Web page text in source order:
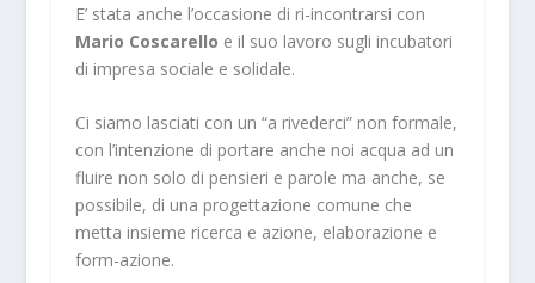
E’ stata anche l’occasione di ri-incontrarsi con
Mario Coscarello e il suo lavoro sugli incubatori
di impresa sociale e solidale.
Ci siamo lasciati con un “a rivederci” non formale,
con l’intenzione di portare anche noi acqua ad un
fluire non solo di pensieri e parole ma anche, se
possibile, di una progettazione comune che
metta insieme ricerca e azione, elaborazione e
form-azione.